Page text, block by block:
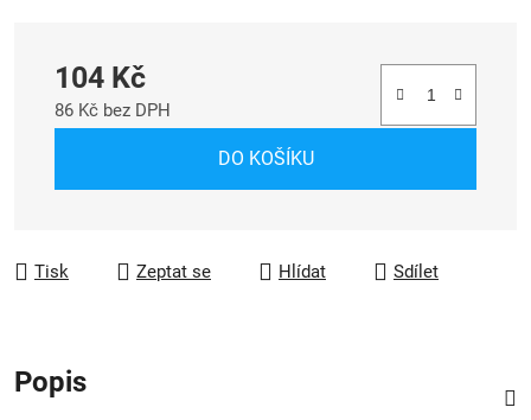
104 Kč
86 Kč bez DPH
DO KOŠÍKU
Tisk Zeptat se Hlídat Sdílet
Popis